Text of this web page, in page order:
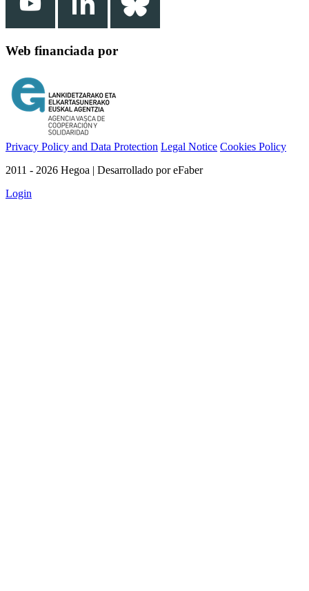
Web financiada por
Privacy Policy and Data Protection Legal Notice Cookies Policy
2011 - 2026 Hegoa | Desarrollado por eFaber
Login